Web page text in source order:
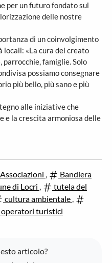
per un futuro fondato sul
delle nostre
di un coinvolgimento
locali: «La cura del creato
famiglie. Solo
possiamo consegnare
più bello, più sano e più
alle iniziative che
e la crescita armoniosa delle
Associazioni ,
Bandiera
di Locri ,
tutela del
cultura ambientale ,
operatori turistici
articolo?